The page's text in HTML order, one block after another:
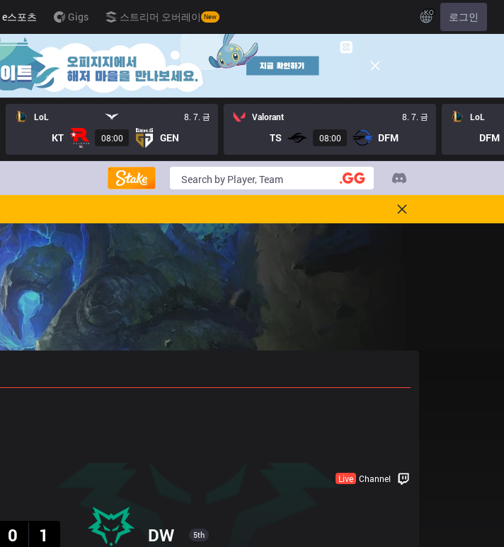
e스포츠 Gigs 스트리머 오버레이 New KO 로그인
LoL 8. 7. 금
KT 08:00 GEN
Valorant 8. 7. 금
TS 08:00 DFM
LoL
DFM
Live Channel
0
1 DW 5th